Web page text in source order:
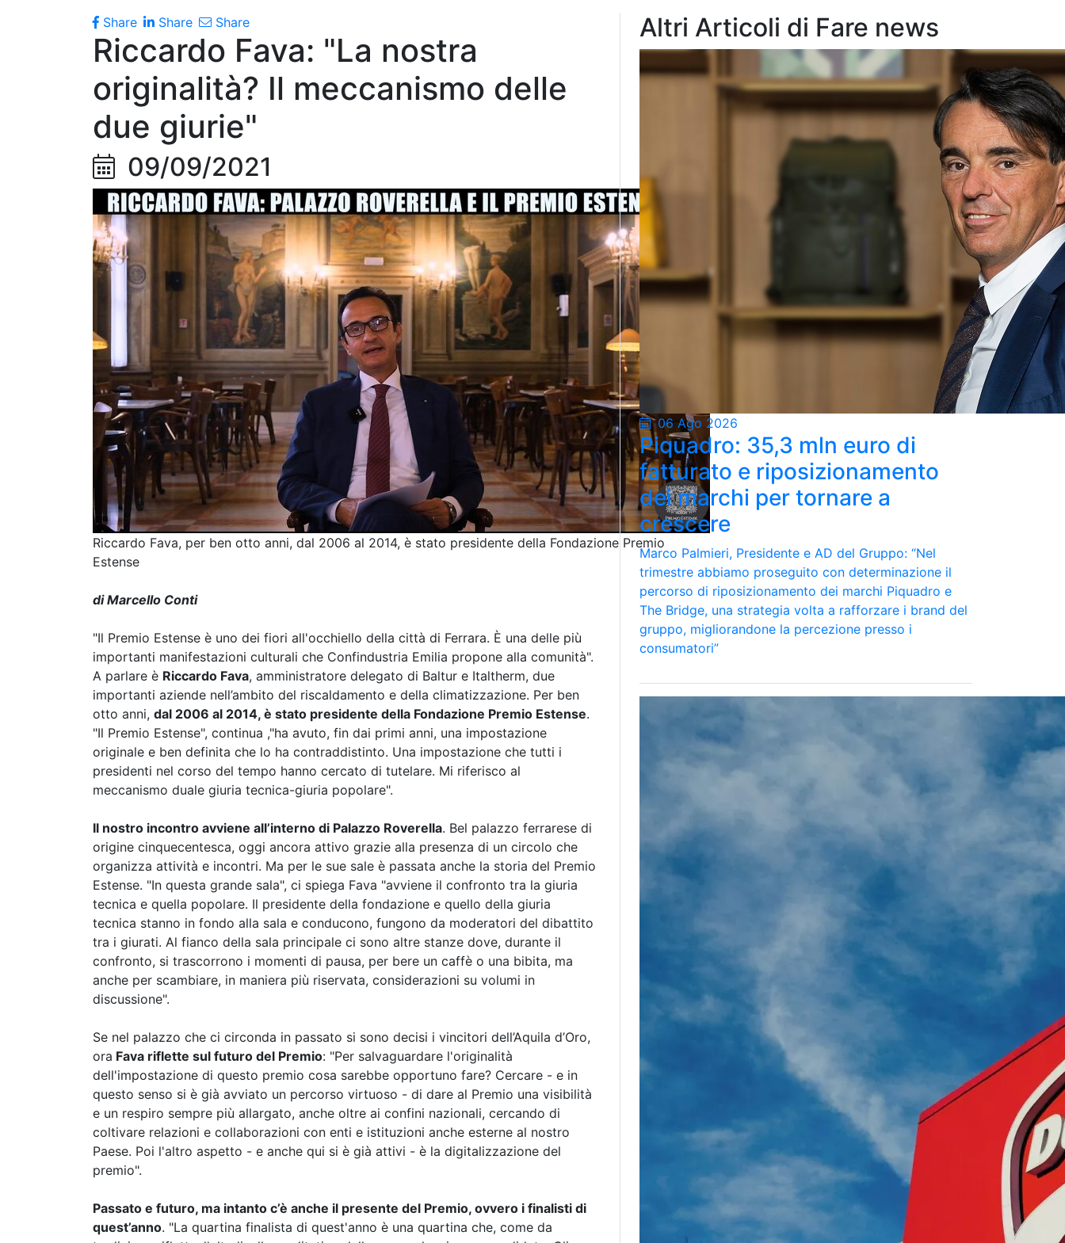
Share
Share Share
Riccardo Fava: "La nostra
originalità? Il meccanismo delle
due giurie"
09/09/2021
Riccardo Fava, per ben otto anni, dal 2006 al 2014, è stato presidente della Fondazione Premio
Estense
di Marcello Conti
"Il Premio Estense è uno dei fiori all'occhiello della città di Ferrara. È una delle più
importanti manifestazioni culturali che Confindustria Emilia propone alla comunità".
A parlare è Riccardo Fava, amministratore delegato di Baltur e Italtherm, due
importanti aziende nell’ambito del riscaldamento e della climatizzazione. Per ben
otto anni, dal 2006 al 2014, è stato presidente della Fondazione Premio Estense.
"Il Premio Estense", continua ,"ha avuto, fin dai primi anni, una impostazione
originale e ben definita che lo ha contraddistinto. Una impostazione che tutti i
presidenti nel corso del tempo hanno cercato di tutelare. Mi riferisco al
meccanismo duale giuria tecnica-giuria popolare".
Il nostro incontro avviene all’interno di Palazzo Roverella. Bel palazzo ferrarese di
origine cinquecentesca, oggi ancora attivo grazie alla presenza di un circolo che
organizza attività e incontri. Ma per le sue sale è passata anche la storia del Premio
Estense. "In questa grande sala", ci spiega Fava "avviene il confronto tra la giuria
tecnica e quella popolare. Il presidente della fondazione e quello della giuria
tecnica stanno in fondo alla sala e conducono, fungono da moderatori del dibattito
tra i giurati. Al fianco della sala principale ci sono altre stanze dove, durante il
confronto, si trascorrono i momenti di pausa, per bere un caffè o una bibita, ma
anche per scambiare, in maniera più riservata, considerazioni su volumi in
discussione".
Se nel palazzo che ci circonda in passato si sono decisi i vincitori dell’Aquila d’Oro,
ora Fava riflette sul futuro del Premio: "Per salvaguardare l'originalità
dell'impostazione di questo premio cosa sarebbe opportuno fare? Cercare - e in
questo senso si è già avviato un percorso virtuoso - di dare al Premio una visibilità
e un respiro sempre più allargato, anche oltre ai confini nazionali, cercando di
coltivare relazioni e collaborazioni con enti e istituzioni anche esterne al nostro
Paese. Poi l'altro aspetto - e anche qui si è già attivi - è la digitalizzazione del
premio".
Passato e futuro, ma intanto c’è anche il presente del Premio, ovvero i finalisti di
quest’anno. "La quartina finalista di quest'anno è una quartina che, come da
Altri Articoli di Fare news
06 Ago 2026
Piquadro: 35,3 mln euro di
fatturato e riposizionamento
dei marchi per tornare a
crescere
Marco Palmieri, Presidente e AD del Gruppo: “Nel
trimestre abbiamo proseguito con determinazione il
percorso di riposizionamento dei marchi Piquadro e
The Bridge, una strategia volta a rafforzare i brand del
gruppo, migliorandone la percezione presso i
consumatori”